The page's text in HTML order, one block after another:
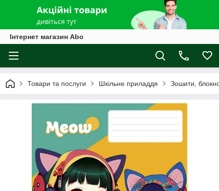
Інтернет магазин Abo
Товари та послуги Шкільне приладдя Зошити,